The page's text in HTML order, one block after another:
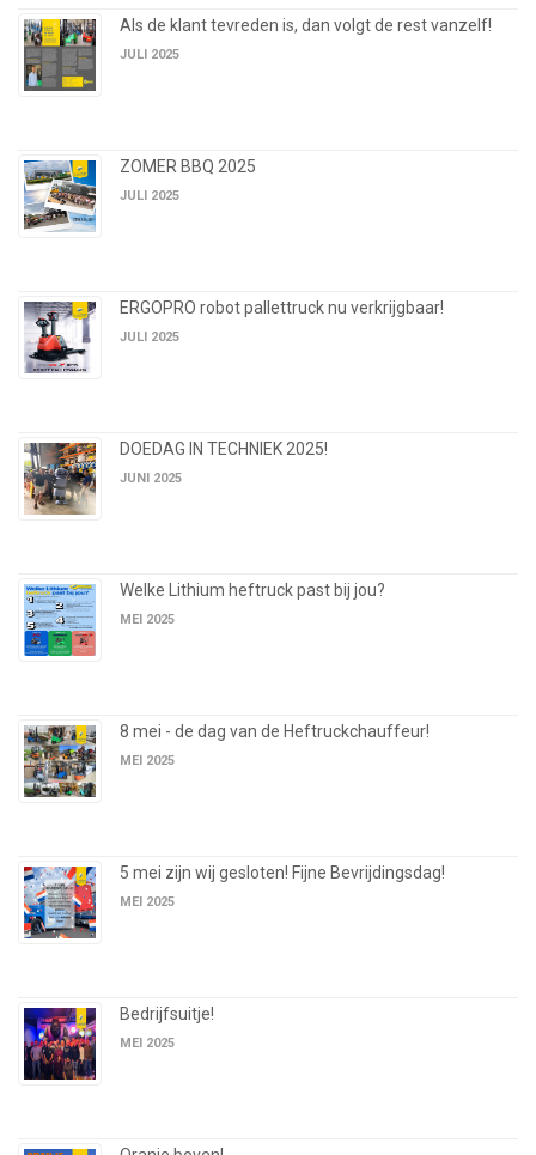
Als de klant tevreden is, dan volgt de rest vanzelf!
JULI 2025
ZOMER BBQ 2025
JULI 2025
ERGOPRO robot pallettruck nu verkrijgbaar!
JULI 2025
DOEDAG IN TECHNIEK 2025!
JUNI 2025
Welke Lithium heftruck past bij jou?
MEI 2025
8 mei - de dag van de Heftruckchauffeur!
MEI 2025
5 mei zijn wij gesloten! Fijne Bevrijdingsdag!
MEI 2025
Bedrijfsuitje!
MEI 2025